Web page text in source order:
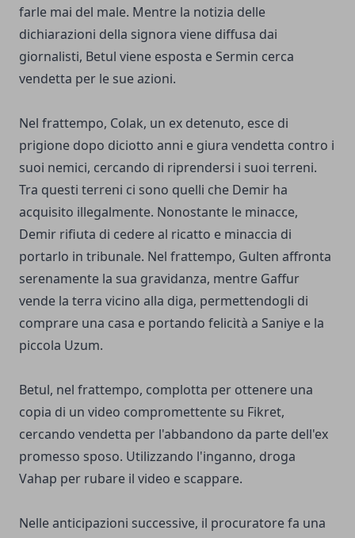
farle mai del male. Mentre la notizia delle
dichiarazioni della signora viene diffusa dai
giornalisti, Betul viene esposta e Sermin cerca
vendetta per le sue azioni.
Nel frattempo, Colak, un ex detenuto, esce di
prigione dopo diciotto anni e giura vendetta contro i
suoi nemici, cercando di riprendersi i suoi terreni.
Tra questi terreni ci sono quelli che Demir ha
acquisito illegalmente. Nonostante le minacce,
Demir rifiuta di cedere al ricatto e minaccia di
portarlo in tribunale. Nel frattempo, Gulten affronta
serenamente la sua gravidanza, mentre Gaffur
vende la terra vicino alla diga, permettendogli di
comprare una casa e portando felicità a Saniye e la
piccola Uzum.
Betul, nel frattempo, complotta per ottenere una
copia di un video compromettente su Fikret,
cercando vendetta per l'abbandono da parte dell'ex
promesso sposo. Utilizzando l'inganno, droga
Vahap per rubare il video e scappare.
Nelle anticipazioni successive, il procuratore fa una